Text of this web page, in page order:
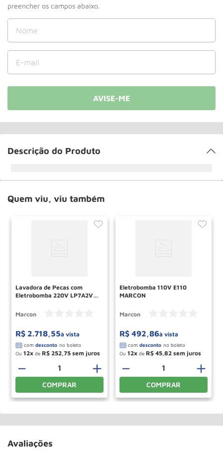
Descrição do Produto
Quem viu, viu também
Lavadora de Pecas com
Eletrobomba 220V LP7A2V
Marcon
R$ 2.718 55à vista
Ou 12 de R$ 252 75
＋
－
COMPRAR
Eletrobomba 110V E110
MARCON
Marcon
R$ 492 86à vista
Ou 12 de R$ 45 82
＋
－
COMPRAR
Avaliações
10º Paleteira